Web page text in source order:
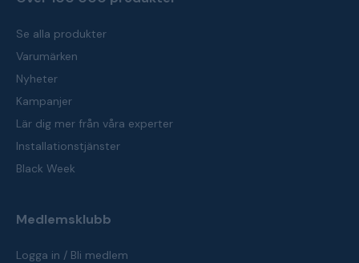
Se alla produkter
Varumärken
Nyheter
Kampanjer
Lär dig mer från våra experter
Installationstjänster
Black Week
Medlemsklubb
Logga in / Bli medlem